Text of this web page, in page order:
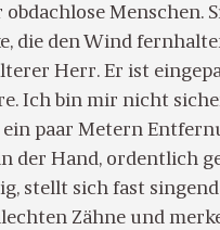
Menschen.
die den Wind
Herr. Er ist
Ich bin mir nicht
paar Metern
der Hand, ordentlich
stellt sich fast
Zähne und